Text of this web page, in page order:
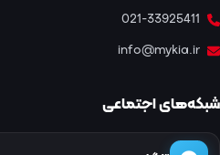
021-33925411
info@mykia.ir
شبکه‌های اجتماعی